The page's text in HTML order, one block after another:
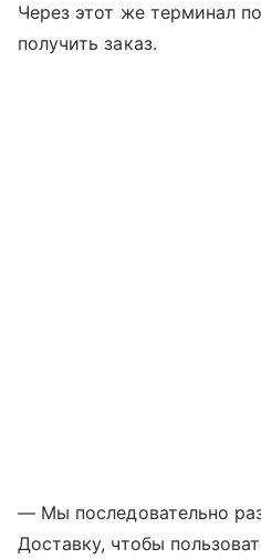
Через этот же терминал
получить заказ.
— Мы последовательно
Доставку, чтобы